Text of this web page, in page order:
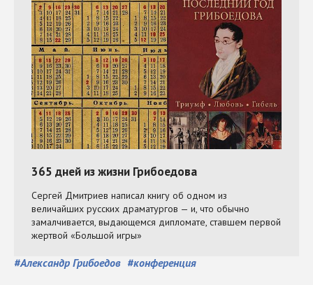
#Александр Грибоедов #конференция